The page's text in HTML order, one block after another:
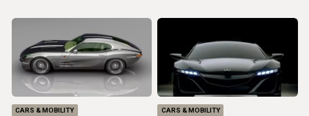
CARS & MOBILITY CARS & MOBILITY